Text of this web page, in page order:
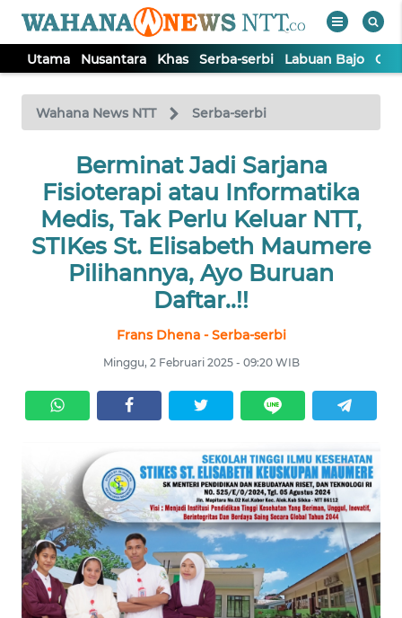
Utama Nusantara Khas Serba-serbi Labuan Bajo
Wahana News NTT Serba-serbi
Berminat Jadi Sarjana
Fisioterapi atau Informatika
Medis, Tak Perlu Keluar NTT,
STIKes St. Elisabeth Maumere
Pilihannya, Ayo Buruan
Daftar..!!
Frans Dhena - Serba-serbi
Minggu, 2 Februari 2025 - 09:20 WIB
TV
Tutup
NUSANTARA
BAJO
Informasi
INDEKS
BERITA
KONTAK